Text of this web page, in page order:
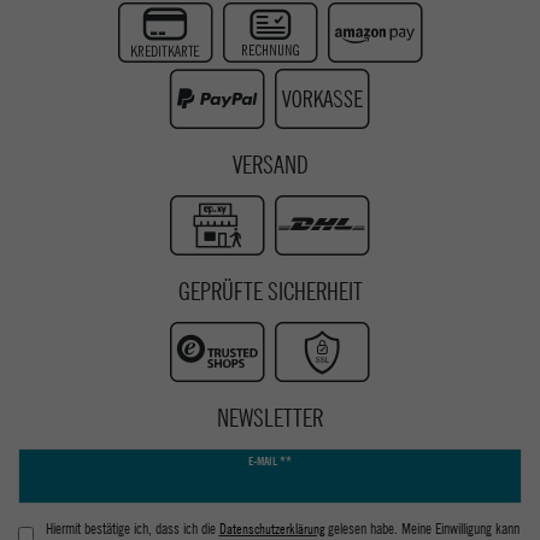
Instagram
Youtube
VERSAND
GEPRÜFTE SICHERHEIT
NEWSLETTER
E-MAIL **
Hiermit bestätige ich, dass ich die Daten­schutz­erklärunggelesen habe. Meine Einwilligung kann